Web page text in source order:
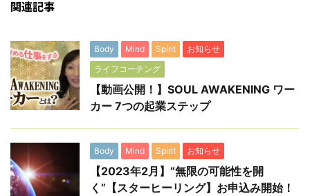
関連記事
Body Mind Spirit
お知らせ
ライフコーチング
【動画公開！】SOUL AWAKENING ワー
カー 7つの起業ステップ
Body Mind Spirit お知らせ
【2023年2月】“無限の可能性を開
く”【スターヒーリング】お申込み開始！